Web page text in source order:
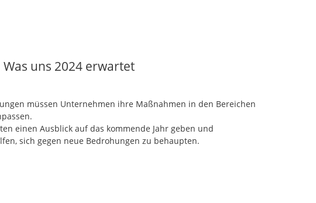
uns 2024 erwartet
müssen Unternehmen ihre Maßnahmen in den Bereichen
einen Ausblick auf das kommende Jahr geben und
sich gegen neue Bedrohungen zu behaupten.